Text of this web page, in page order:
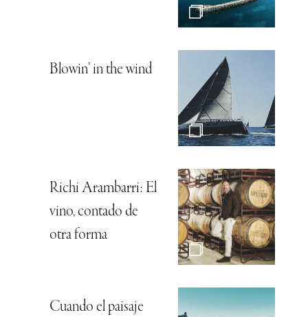
Blowin’ in the wind
Richi Arambarri: El
vino, contado de
otra forma
Cuando el paisaje